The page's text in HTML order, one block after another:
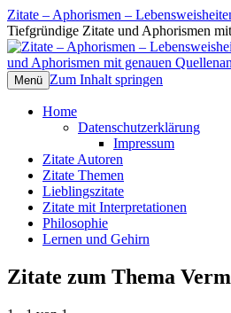
Zitate – Aphorismen –
Tiefgründige Zitate und Aphorismen
Menü Zum Inhalt springen
Home
Datenschutzerklärung
Impressum
Zitate Autoren
Zitate Themen
Lieblingszitate
Zitate mit Interpretationen
Philosophie
Lernen und Gehirn
Zitate zum Thema